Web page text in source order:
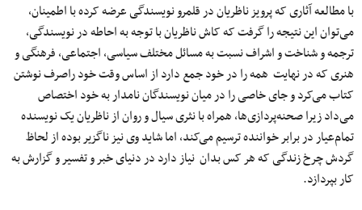
با مطالعه آثاری که پرویز ناظریان در قلمرو نویسندگی عرضه کرده با اطمینان،
می‌توان این نتیجه را گرفت که کاش ناظریان با توجه به احاطه در نویسندگی،
ترجمه و شناخت و اشراف نسبت به مسائل مختلف سیاسی، اجتماعی، فرهنگی و
هنری که در نهایت همه را در خود جمع دارد از اساس وقت خود راصرف نوشتن
کتاب می‌کرد و جای خاصی را در میان نویسندگان نامدار به خود اختصاص
می‌داد زیرا صحنه‌پردازی‌ها، همراه با نثری سیال و روان از ناظریان یک نویسنده
تمام‌عیار در برابر خواننده ترسیم می‌کند، اما شاید وی نیز ناگزیر بوده از لحاظ
گردش چرخ زندگی که هر کس بدان نیاز دارد در دنیای خبر و تفسیر و گزارش به
کار بپردازد.